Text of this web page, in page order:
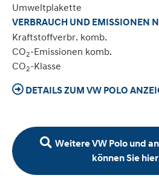
Umweltplakette
VERBRAUCH UND EMISSIONEN
Kraftstoffverbr. komb.
CO2-Emissionen komb.
CO2-Klasse
DETAILS ZUM VW POLO
Weitere VW Polo und
können Sie